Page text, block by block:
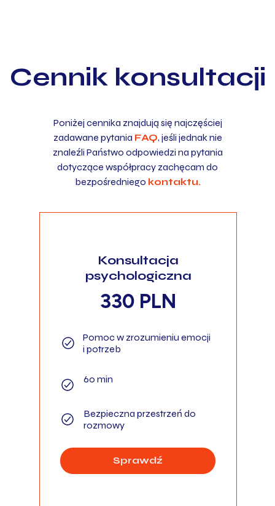
Cennik konsultacji
Poniżej cennika znajdują się najczęściej
zadawane pytania FAQ, jeśli jednak nie
znaleźli Państwo odpowiedzi na pytania
dotyczące współpracy zachęcam do
bezpośredniego kontaktu.
Konsultacja
psychologiczna
330 PLN
Pomoc w zrozumieniu emocji
i potrzeb
60 min
Bezpieczna przestrzeń do
rozmowy
Sprawdź